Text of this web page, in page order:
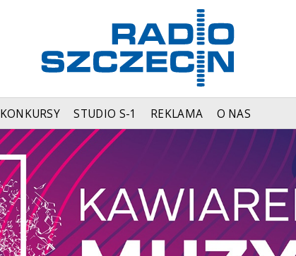
KONKURSY STUDIO S-1 REKLAMA O NAS